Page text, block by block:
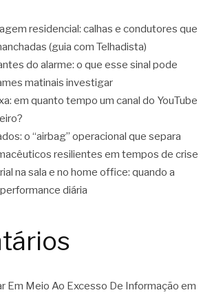
residencial: calhas e condutores que
(guia com Telhadista)
do alarme: o que esse sinal pode
matinais investigar
em quanto tempo um canal do YouTube
o “airbag” operacional que separa
resilientes em tempos de crise
na sala e no home office: quando a
diária
Em Meio Ao Excesso De Informação em